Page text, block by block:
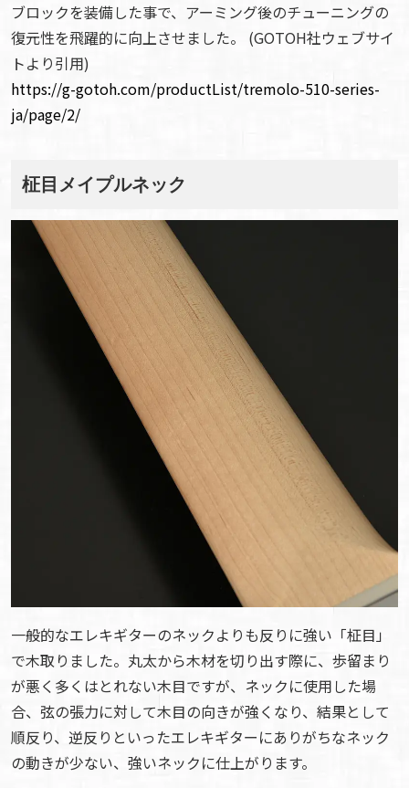
ブロックを装備した事で、アーミング後のチューニングの
復元性を飛躍的に向上させました。 (GOTOH社ウェブサイ
トより引用)
https://g-gotoh.com/productList/tremolo-510-series-
ja/page/2/
柾目メイプルネック
一般的なエレキギターのネックよりも反りに強い「柾目」
で木取りました。丸太から木材を切り出す際に、歩留まり
が悪く多くはとれない木目ですが、ネックに使用した場
合、弦の張力に対して木目の向きが強くなり、結果として
順反り、逆反りといったエレキギターにありがちなネック
の動きが少ない、強いネックに仕上がります。